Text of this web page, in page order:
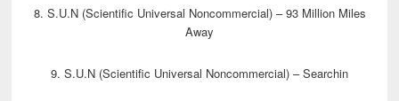
8. S.U.N (Scientific Universal Noncommercial) – 93 Million Miles
Away
9. S.U.N (Scientific Universal Noncommercial) – Searchin